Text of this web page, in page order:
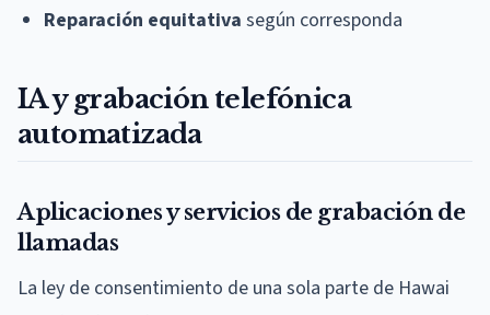
Reparación equitativa según corresponda
IA y grabación telefónica
automatizada
Aplicaciones y servicios de grabación de
llamadas
La ley de consentimiento de una sola parte de Hawai